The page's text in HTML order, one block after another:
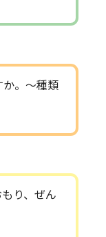
か。～種類
り、ぜん